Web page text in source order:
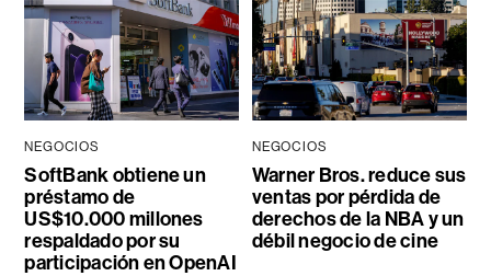
NEGOCIOS
SoftBank obtiene un
préstamo de
US$10.000 millones
respaldado por su
participación en OpenAI
NEGOCIOS
Warner Bros. reduce sus
ventas por pérdida de
derechos de la NBA y un
débil negocio de cine